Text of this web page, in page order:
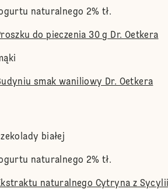
naturalnego 2% tł.
do pieczenia 30 g Dr. Oetkera
smak waniliowy Dr. Oetkera
białej
naturalnego 2% tł.
naturalnego Cytryna z